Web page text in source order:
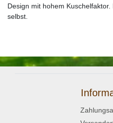
Design mit hohem
selbst.